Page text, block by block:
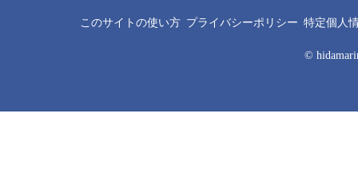
このサイトの使い方 プライバシーポリシー 特定個人
©